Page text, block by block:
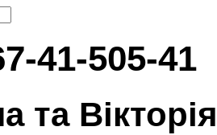
-41-505-41
Вікторія